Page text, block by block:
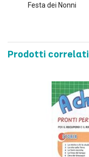
Festa dei Nonni
Prodotti correlati